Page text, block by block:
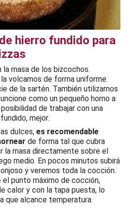
hierro fundido para
la masa de los bizcochos.
la volcamos de forma uniforme
de la sartén. También utilizamos
como un pequeño horno a
de trabajar con una
mejor.
dulces, es recomendable
de forma tal que cubra
la masa directamente sobre el
medio. En pocos minutos subirá
y veremos toda la cocción.
punto máximo de cocción,
calor y con la tapa puesta, lo
que alcance temperatura